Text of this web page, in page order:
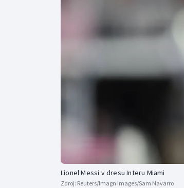
Futsal
Lionel Messi v dresu Interu Miami
Zdroj: Reuters/Imagn Images/Sam Navarro